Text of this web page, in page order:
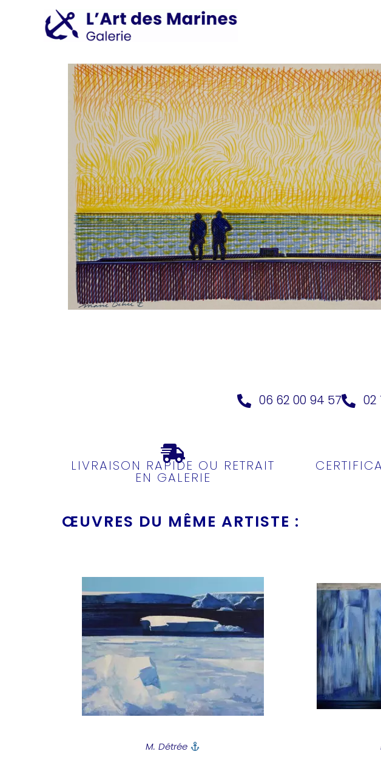
06 62 00 94 57 02
LIVRAISON RAPIDE OU RETRAIT
EN GALERIE
ŒUVRES DU MÊME ARTISTE :
M. Détrée